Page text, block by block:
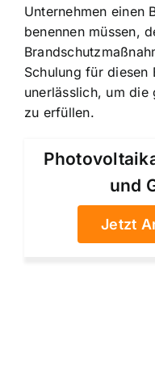
Unternehmen einen
benennen müssen,
Schulung für diesen
unerlässlich, um die
zu erfüllen.
und
Jetzt